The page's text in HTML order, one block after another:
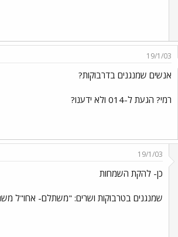
19/1/03
אנשים שמנגנים בדרבוקות?
רמי? הגעת ל-014 ולא ידענו?
19/1/03
כן- להקת השמחות
שמנגנים בטרבוקות ושרים: "משתלם- אחו"ל